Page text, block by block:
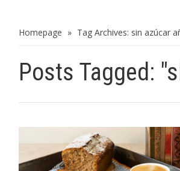
Homepage » Tag Archives: sin azúcar
Posts Tagged: